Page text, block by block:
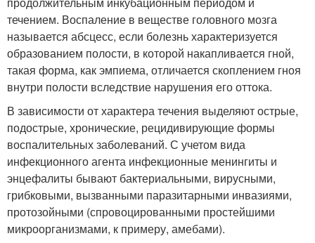
течением. Воспаление в веществе головного мозга
называется абсцесс, если болезнь характеризуется
образованием полости, в которой накапливается гной,
такая форма, как эмпиема, отличается скоплением гноя
внутри полости вследствие нарушения его оттока.
В зависимости от характера течения выделяют острые,
подострые, хронические, рецидивирующие формы
воспалительных заболеваний. С учетом вида
инфекционного агента инфекционные менингиты и
энцефалиты бывают бактериальными, вирусными,
грибковыми, вызванными паразитарными инвазиями,
протозойными (спровоцированными простейшими
микроорганизмами, к примеру, амебами).